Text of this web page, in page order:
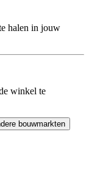
halen in jouw
winkel te
bouwmarkten